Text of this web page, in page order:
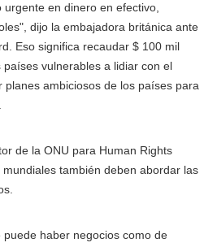
en dinero en efectivo,
dijo la embajadora británica ante
Eso significa recaudar $ 100 mil
vulnerables a lidiar con el
planes ambiciosos de los países para
de la ONU para Human Rights
también deben abordar las
haber negocios como de